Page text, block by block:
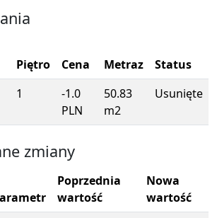
Piętro Cena Metraz
Status
1
-1.0
PLN
50.83
m2
Usunięte
zmiany
Poprzednia
wartość
Nowa
wartość